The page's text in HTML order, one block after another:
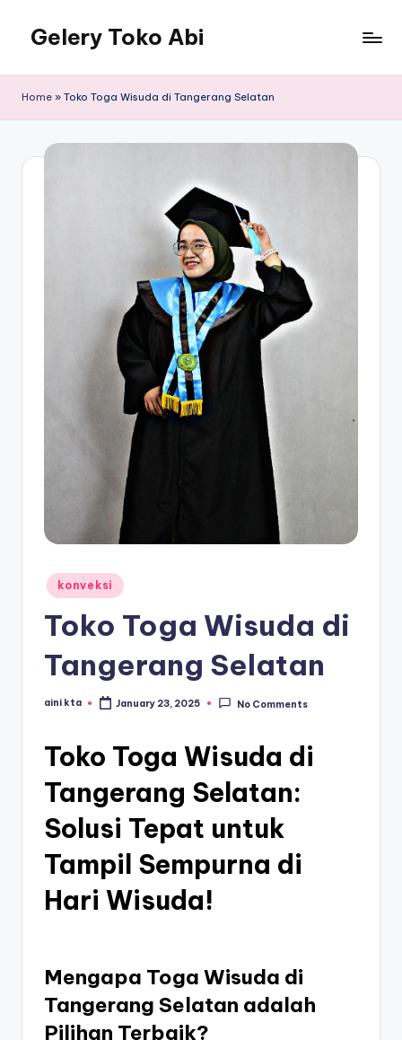
content
Gelery Toko Abi
Home » Toko Toga Wisuda di Tangerang Selatan
Posted
in
konveksi
Toko Toga Wisuda di
Tangerang Selatan
Posted
aini kta January 23, 2025 No Comments
Toko Toga Wisuda di
Tangerang Selatan:
Solusi Tepat untuk
Tampil Sempurna di
Hari Wisuda!
Mengapa Toga Wisuda di
Tangerang Selatan adalah
Pilihan Terbaik?